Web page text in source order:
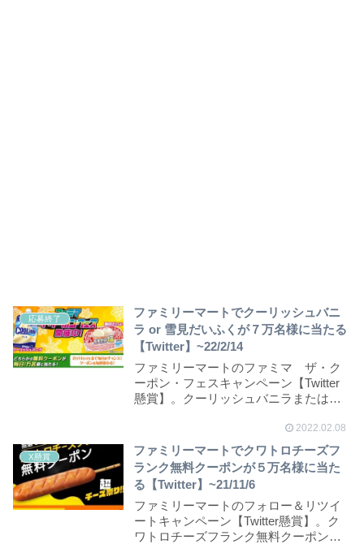
応募終了
ファミリーマートでクーリッシュバニ
ラ or 雪見だいふくが７万名様に当たる
【Twitter】~22/2/14
ファミリーマートのファミマ ザ・ク
ーポン・フェスキャンペーン【Twitter
懸賞】。クーリッシュバニラまたは雪
2022.02.08
X懸賞
ファミリーマートでクワトロチーズフ
ランク無料クーポンが５万名様に当た
る【Twitter】~21/11/6
ファミリーマートのフォロー＆リツイ
ートキャンペーン【Twitter懸賞】。ク
ワトロチーズフランク無料クーポンが